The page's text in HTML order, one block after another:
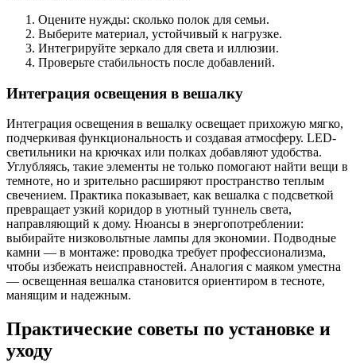
Оцените нужды: сколько полок для семьи.
Выберите материал, устойчивый к нагрузке.
Интегрируйте зеркало для света и иллюзии.
Проверьте стабильность после добавлений.
Интеграция освещения в вешалку
Интеграция освещения в вешалку освещает прихожую мягко,
подчеркивая функциональность и создавая атмосферу. LED-
светильники на крючках или полках добавляют удобства.
Углубляясь, такие элементы не только помогают найти вещи в
темноте, но и зрительно расширяют пространство теплым
свечением. Практика показывает, как вешалка с подсветкой
превращает узкий коридор в уютный туннель света,
направляющий к дому. Нюансы в энергопотреблении:
выбирайте низковольтные лампы для экономии. Подводные
камни — в монтаже: проводка требует профессионализма,
чтобы избежать неисправностей. Аналогия с маяком уместна
— освещенная вешалка становится ориентиром в тесноте,
манящим и надежным.
Практические советы по установке и
уходу